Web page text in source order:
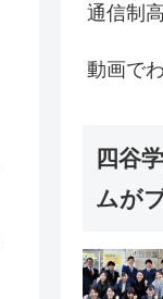
通信制
動画で
四谷
ムが